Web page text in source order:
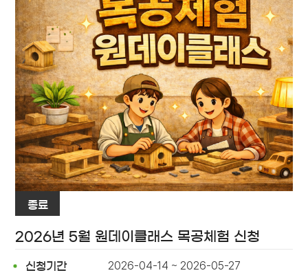
종료
2026년 5월 원데이클래스 목공체험 신청
신청기간 2026-04-14 ~ 2026-05-27